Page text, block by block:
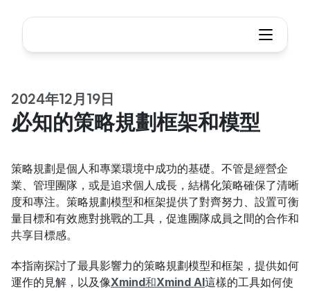
2024年12月19日
必知的策略規劃框架和模型
策略規劃是個人和專業環境中成功的基礎。不管是經營企
業、管理團隊，或是追求個人成長，結構化策略確保了清晰
度和專注。策略規劃模型和框架提供了對齊努力、設置可衡
量目標和有效應對挑戰的工具，促進團隊成員之間的合作和
共享目標感。
本指南探討了最具影響力的策略規劃模型和框架，提供如何
運作的見解，以及像Xmind和Xmind AI這樣的工具如何使